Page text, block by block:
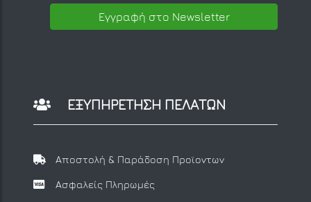
Εγγραφή στο Newsletter
ΕΞΥΠΗΡΕΤΗΣΗ ΠΕΛΑΤΩΝ
Αποστολή & Παράδοση Προϊοντων
Ασφαλείς Πληρωμές